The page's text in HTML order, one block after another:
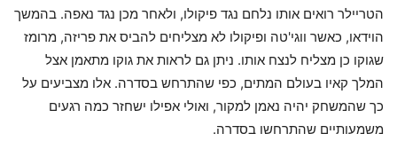
הטריילר רואים אותו נלחם נגד פיקולו, ולאחר מכן נגד נאפה. בהמשך
הוידאו, כאשר ווגי'טה ופיקולו לא מצליחים להביס את פריזה, מרומז
שגוקו כן מצליח לנצח אותו. ניתן גם לראות את גוקו מתאמן אצל
המלך קאיו בעולם המתים, כפי שהתרחש בסדרה. אלו מצביעים על
כך שהמשחק יהיה נאמן למקור, ואולי אפילו ישחזר כמה רגעים
משמעותיים שהתרחשו בסדרה.